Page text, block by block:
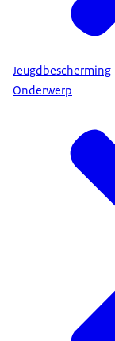
Jeugdbescherming
Onderwerp